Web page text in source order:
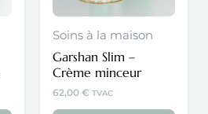
Soins à la maison
Garshan Slim –
Crème minceur
62,00 € TVAC